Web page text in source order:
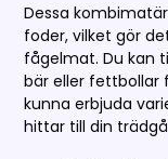
Dessa
foder, vilket gör
fågelmat. Du kan
bär eller fettbollar
kunna erbjuda
hittar till din